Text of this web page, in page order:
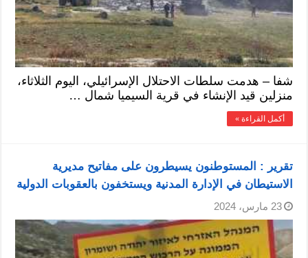
شفا – هدمت سلطات الاحتلال الإسرائيلي، اليوم الثلاثاء،
منزلين قيد الإنشاء في قرية السيميا شمال …
أكمل القراءة »
تقرير : المستوطنون يسيطرون على مفاتيح مديرية
الاستيطان في الإدارة المدنية ويستخفون بالعقوبات الدولية
23 مارس، 2024